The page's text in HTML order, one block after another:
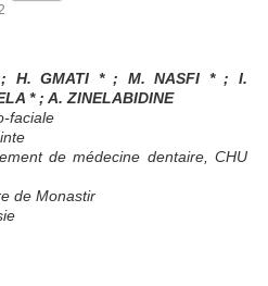
H. GMATI * ; M. NASFI * ; I.
* ; A. ZINELABIDINE
faciale
de médecine dentaire, CHU
de Monastir